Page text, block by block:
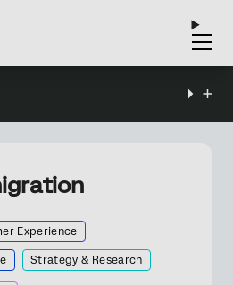
Experience
Strategy & Research